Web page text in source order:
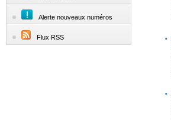
Alerte nouveaux numéros
Flux RSS ·
·